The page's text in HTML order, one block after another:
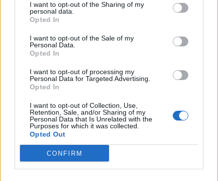
I want to opt-out of the Sharing of my
personal data.
Opted In
I want to opt-out of the Sale of my
Personal Data.
Opted In
I want to opt-out of processing my
Personal Data for Targeted Advertising.
Opted In
I want to opt-out of Collection, Use,
Retention, Sale, and/or Sharing of my
Personal Data that Is Unrelated with the
Purposes for which it was collected.
Opted Out
CONFIRM